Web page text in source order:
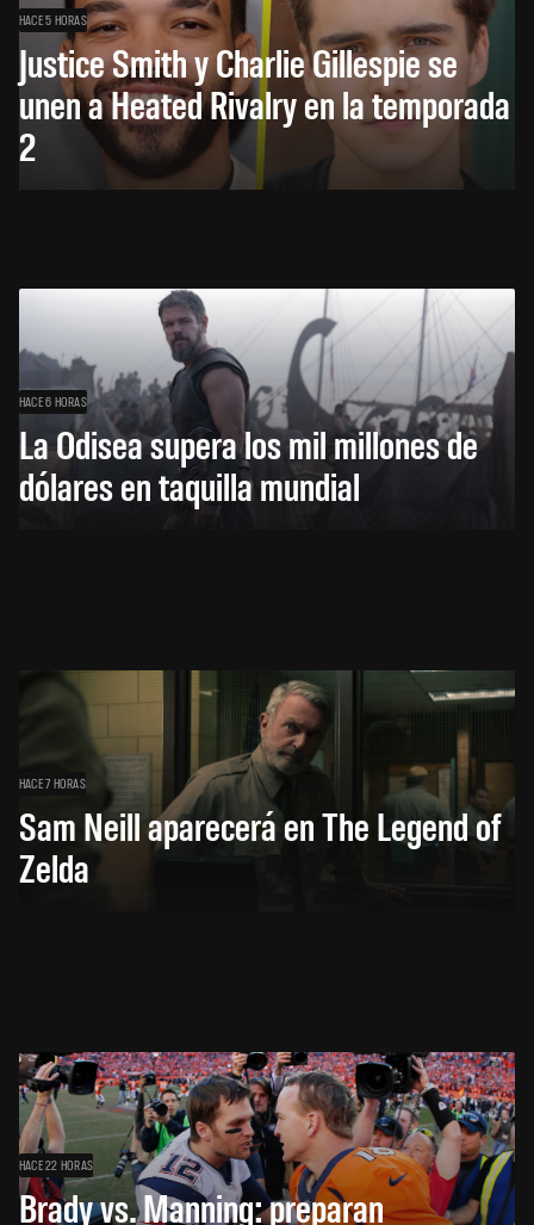
HACE 5 HORAS
Justice Smith y Charlie Gillespie se
unen a Heated Rivalry en la temporada
2
HACE 6 HORAS
La Odisea supera los mil millones de
dólares en taquilla mundial
HACE 7 HORAS
Sam Neill aparecerá en The Legend of
Zelda
HACE 22 HORAS
Brady vs. Manning: preparan